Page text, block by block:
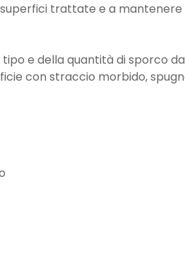
trattate e a mantenere
tipo e della quantità di
con straccio morbido,